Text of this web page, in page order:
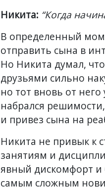
Никита: “Когда
В определенный
отправить сына в
Но Никита думал,
друзьями сильно
но тот вновь от
набрался
и привез сына на
Никита не привык к
занятиям и
явный дискомфорт и
самым сложным